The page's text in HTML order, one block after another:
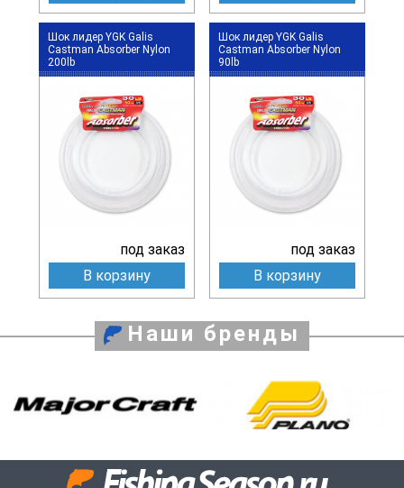
Шок лидер YGK Galis
Castman Absorber Nylon
200lb
под заказ
В корзину
Шок лидер YGK Galis
Castman Absorber Nylon
90lb
под заказ
В корзину
Наши бренды